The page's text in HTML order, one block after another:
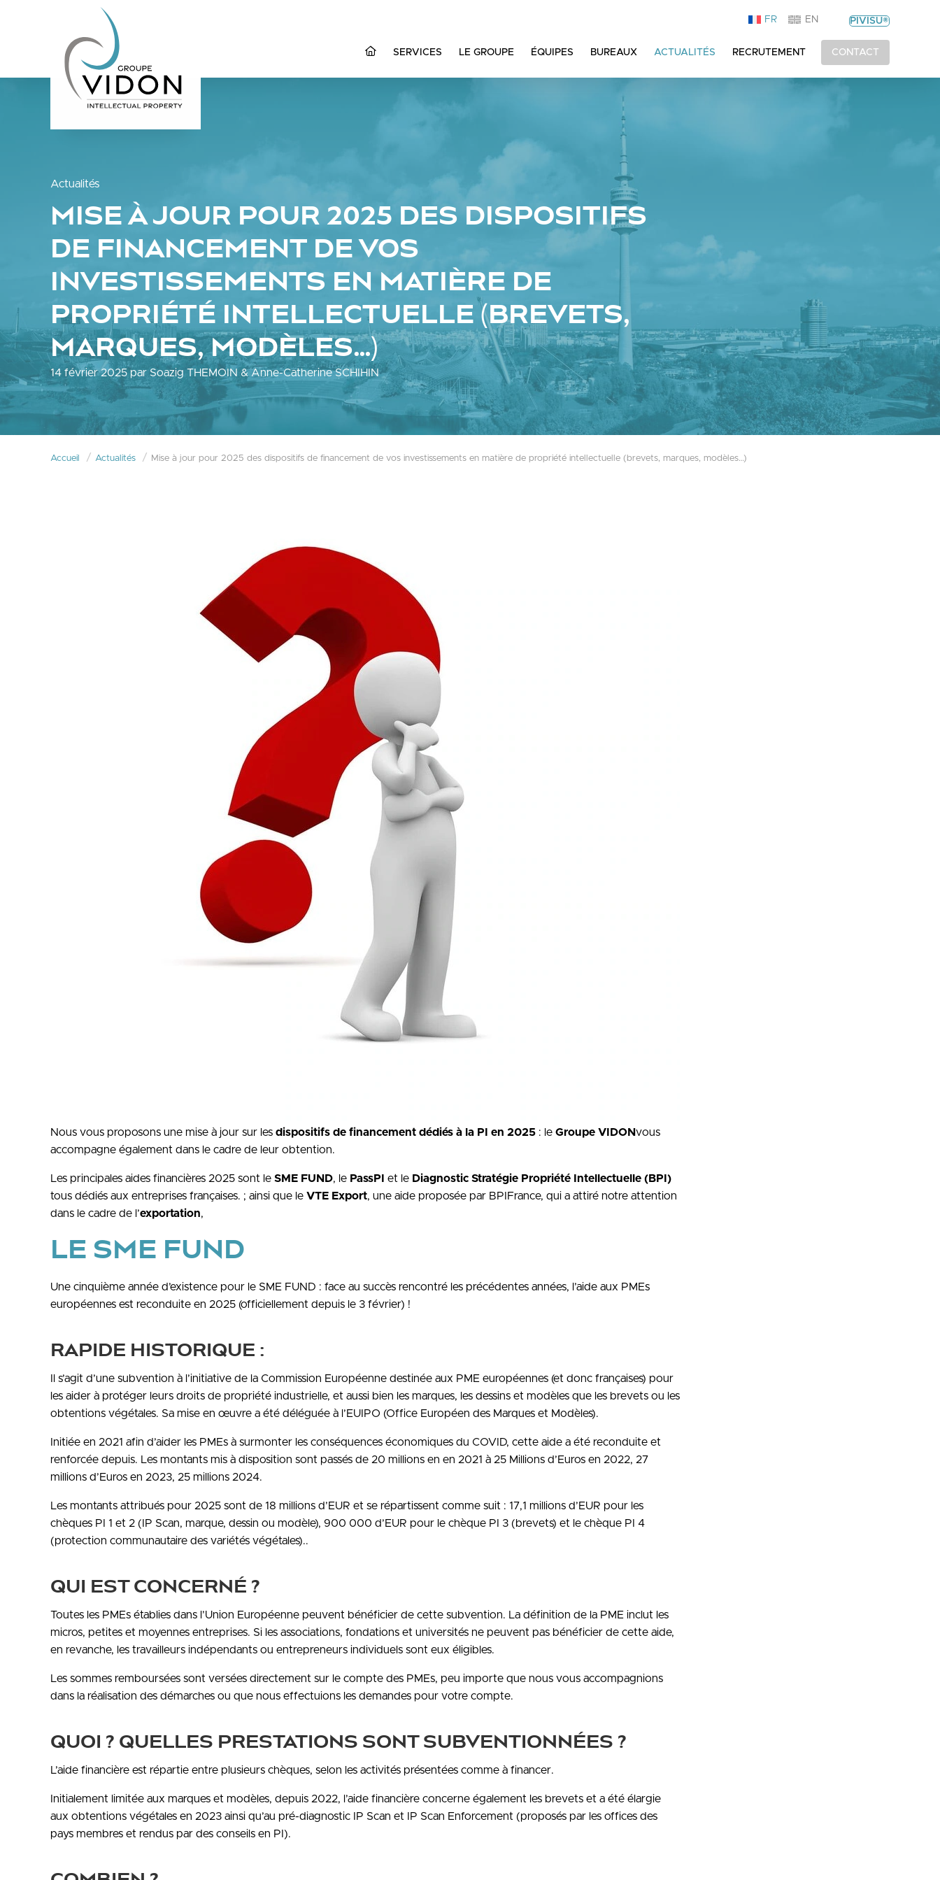
FR EN PIVISU®
SERVICES LE GROUPE ÉQUIPES BUREAUX ACTUALITÉS RECRUTEMENT CONTACT
Actualités
MISE À JOUR POUR 2025 DES DISPOSITIFS
DE FINANCEMENT DE VOS
INVESTISSEMENTS EN MATIÈRE DE
PROPRIÉTÉ INTELLECTUELLE (BREVETS,
MARQUES, MODÈLES…)
14 février 2025 par Soazig THEMOIN & Anne-Catherine SCHIHIN
Accueil Actualités Mise à jour pour 2025 des dispositifs de financement de vos investissements en matière de propriété intellectuelle (brevets, marques, modèles…)
Nous vous proposons une mise à jour sur les dispositifs de financement dédiés à la PI en 2025 : le Groupe VIDONvous
accompagne également dans le cadre de leur obtention.
Les principales aides financières 2025 sont le SME FUND, le PassPI et le Diagnostic Stratégie Propriété Intellectuelle (BPI)
tous dédiés aux entreprises françaises. ; ainsi que le VTE Export, une aide proposée par BPIFrance, qui a attiré notre attention
dans le cadre de l’exportation,
LE SME FUND
Une cinquième année d’existence pour le SME FUND : face au succès rencontré les précédentes années, l’aide aux PMEs
européennes est reconduite en 2025 (officiellement depuis le 3 février) !
RAPIDE HISTORIQUE :
Il s’agit d’une subvention à l’initiative de la Commission Européenne destinée aux PME européennes (et donc françaises) pour
les aider à protéger leurs droits de propriété industrielle, et aussi bien les marques, les dessins et modèles que les brevets ou les
obtentions végétales. Sa mise en œuvre a été déléguée à l’EUIPO (Office Européen des Marques et Modèles).
Initiée en 2021 afin d’aider les PMEs à surmonter les conséquences économiques du COVID, cette aide a été reconduite et
renforcée depuis. Les montants mis à disposition sont passés de 20 millions en en 2021 à 25 Millions d’Euros en 2022, 27
millions d’Euros en 2023, 25 millions 2024.
Les montants attribués pour 2025 sont de 18 millions d’EUR et se répartissent comme suit : 17,1 millions d’EUR pour les
chèques PI 1 et 2 (IP Scan, marque, dessin ou modèle), 900 000 d’EUR pour le chèque PI 3 (brevets) et le chèque PI 4
(protection communautaire des variétés végétales)..
QUI EST CONCERNÉ ?
Toutes les PMEs établies dans l’Union Européenne peuvent bénéficier de cette subvention. La définition de la PME inclut les
micros, petites et moyennes entreprises. Si les associations, fondations et universités ne peuvent pas bénéficier de cette aide,
en revanche, les travailleurs indépendants ou entrepreneurs individuels sont eux éligibles.
Les sommes remboursées sont versées directement sur le compte des PMEs, peu importe que nous vous accompagnions
dans la réalisation des démarches ou que nous effectuions les demandes pour votre compte.
QUOI ? QUELLES PRESTATIONS SONT SUBVENTIONNÉES ?
L’aide financière est répartie entre plusieurs chèques, selon les activités présentées comme à financer.
Initialement limitée aux marques et modèles, depuis 2022, l’aide financière concerne également les brevets et a été élargie
aux obtentions végétales en 2023 ainsi qu’au pré-diagnostic IP Scan et IP Scan Enforcement (proposés par les offices des
pays membres et rendus par des conseils en PI).